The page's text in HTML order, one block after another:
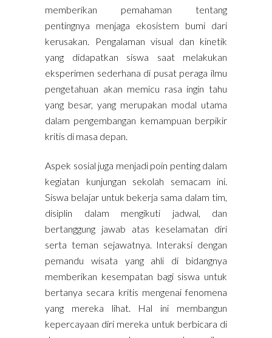
memberikan pemahaman tentang
pentingnya menjaga ekosistem bumi dari
kerusakan. Pengalaman visual dan kinetik
yang didapatkan siswa saat melakukan
eksperimen sederhana di pusat peraga ilmu
pengetahuan akan memicu rasa ingin tahu
yang besar, yang merupakan modal utama
dalam pengembangan kemampuan berpikir
kritis di masa depan.
Aspek sosial juga menjadi poin penting dalam
kegiatan kunjungan sekolah semacam ini.
Siswa belajar untuk bekerja sama dalam tim,
disiplin dalam mengikuti jadwal, dan
bertanggung jawab atas keselamatan diri
serta teman sejawatnya. Interaksi dengan
pemandu wisata yang ahli di bidangnya
memberikan kesempatan bagi siswa untuk
bertanya secara kritis mengenai fenomena
yang mereka lihat. Hal ini membangun
kepercayaan diri mereka untuk berbicara di